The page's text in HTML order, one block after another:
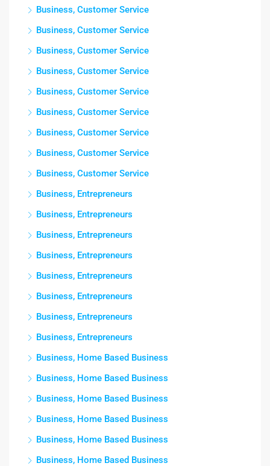
Business, Customer Service
Business, Customer Service
Business, Customer Service
Business, Customer Service
Business, Customer Service
Business, Customer Service
Business, Customer Service
Business, Customer Service
Business, Customer Service
Business, Entrepreneurs
Business, Entrepreneurs
Business, Entrepreneurs
Business, Entrepreneurs
Business, Entrepreneurs
Business, Entrepreneurs
Business, Entrepreneurs
Business, Entrepreneurs
Business, Home Based Business
Business, Home Based Business
Business, Home Based Business
Business, Home Based Business
Business, Home Based Business
Business, Home Based Business